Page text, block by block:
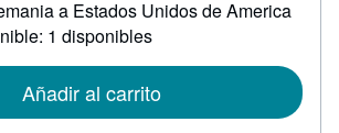
información
sobre
las
envío
a Estados Unidos de America
1 disponibles
Añadir al carrito